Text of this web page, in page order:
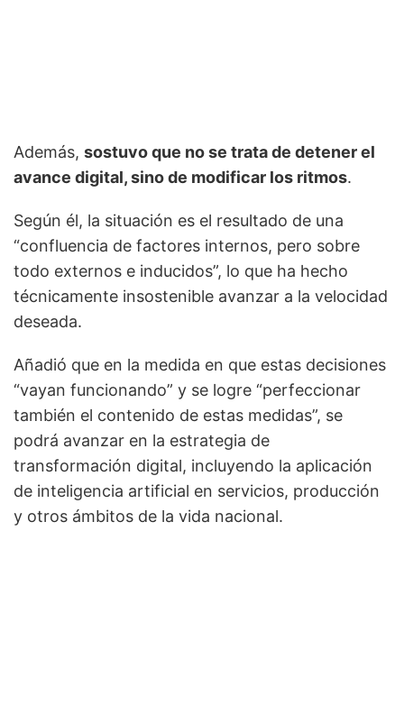
Además, sostuvo que no se trata de detener el
avance digital, sino de modificar los ritmos.
Según él, la situación es el resultado de una
“confluencia de factores internos, pero sobre
todo externos e inducidos”, lo que ha hecho
técnicamente insostenible avanzar a la velocidad
deseada.
Añadió que en la medida en que estas decisiones
“vayan funcionando” y se logre “perfeccionar
también el contenido de estas medidas”, se
podrá avanzar en la estrategia de
transformación digital, incluyendo la aplicación
de inteligencia artificial en servicios, producción
y otros ámbitos de la vida nacional.